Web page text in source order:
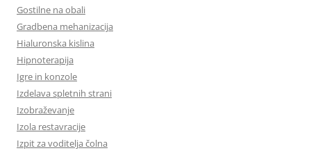
Gostilne na obali
Gradbena mehanizacija
Hialuronska kislina
Hipnoterapija
Igre in konzole
Izdelava spletnih strani
Izobraževanje
Izola restavracije
Izpit za voditelja čolna